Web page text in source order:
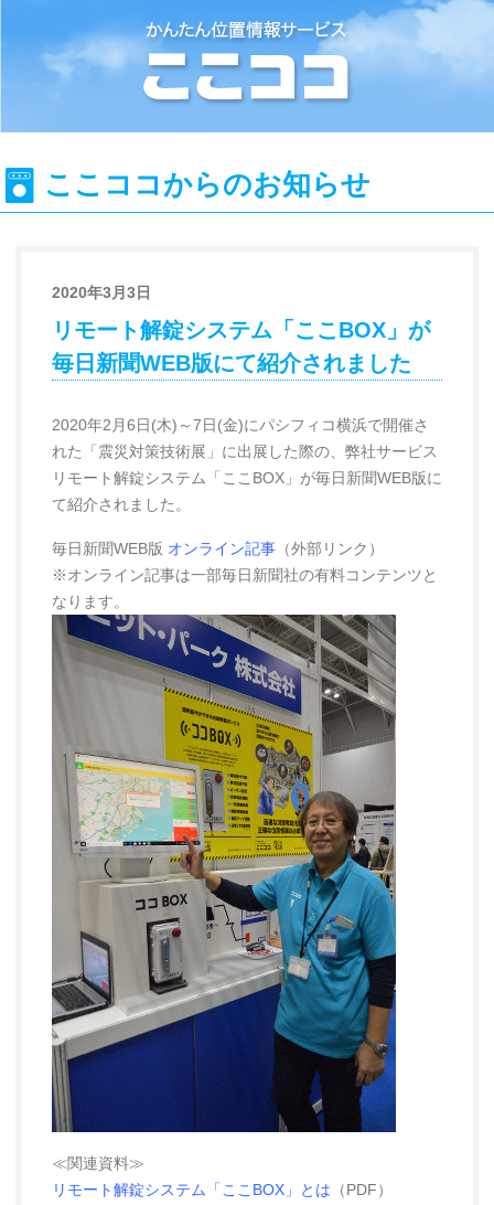
ここココからのお知らせ
2020年3月3日
リモート解錠システム「ここBOX」が
毎日新聞WEB版にて紹介されました
2020年2月6日(木)～7日(金)にパシフィコ横浜で開催さ
れた「震災対策技術展」に出展した際の、弊社サービス
リモート解錠システム「ここBOX」が毎日新聞WEB版に
て紹介されました。
毎日新聞WEB版 オンライン記事 （外部リンク）
※オンライン記事は一部毎日新聞社の有料コンテンツと
なります。
≪関連資料≫
リモート解錠システム「ここBOX」とは （PDF）